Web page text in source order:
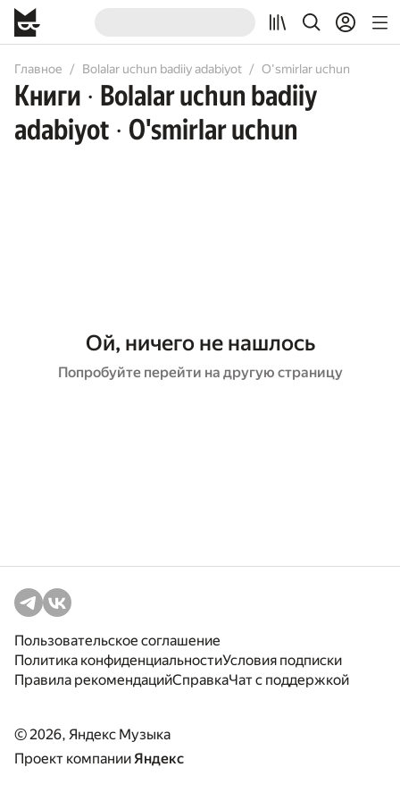
Главное Bolalar uchun badiiy adabiyot O'smirlar uchun
Книги • Bolalar uchun badiiy
adabiyot • O'smirlar uchun
Ой, ничего не нашлось
Попробуйте перейти на другую страницу
Пользовательское соглашение
Политика конфиденциальностиУсловия подписки
Правила рекомендацийСправкаЧат с поддержкой
© 2026, Яндекс Музыка
Проект компанииЯндекс